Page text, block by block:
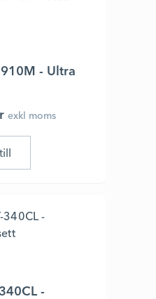
- Ultra
exkl moms
-